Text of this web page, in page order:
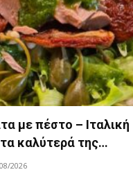
με πέστο – Ιταλική
καλύτερά της…
2026